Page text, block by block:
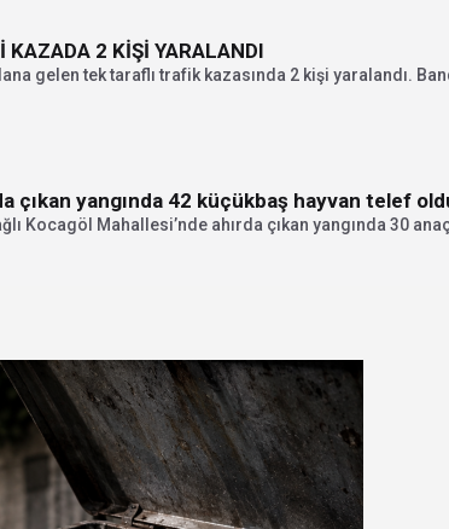
KAZADA 2 KİŞİ YARALANDI
gelen tek taraflı trafik kazasında 2 kişi yaralandı.
çıkan yangında 42 küçükbaş hayvan telef
Kocagöl Mahallesi’nde ahırda çıkan yangında 30